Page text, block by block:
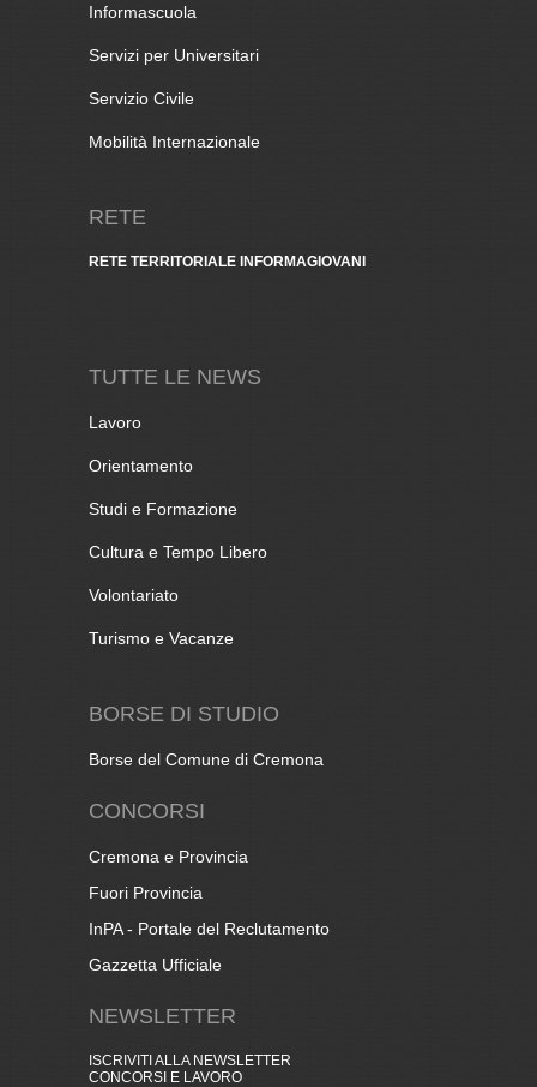
Informascuola
Servizi per Universitari
Servizio Civile
Mobilità Internazionale
RETE
RETE TERRITORIALE INFORMAGIOVANI
TUTTE LE NEWS
Lavoro
Orientamento
Studi e Formazione
Cultura e Tempo Libero
Volontariato
Turismo e Vacanze
BORSE DI STUDIO
Borse del Comune di Cremona
CONCORSI
Cremona e Provincia
Fuori Provincia
InPA - Portale del Reclutamento
Gazzetta Ufficiale
NEWSLETTER
ISCRIVITI ALLA NEWSLETTER
CONCORSI E LAVORO